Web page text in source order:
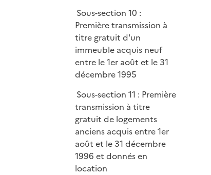
Sous-section 10 :
Première transmission à
titre gratuit d'un
immeuble acquis neuf
entre le 1er août et le 31
décembre 1995
Sous-section 11 : Première
transmission à titre
gratuit de logements
anciens acquis entre 1er
août et le 31 décembre
1996 et donnés en
location